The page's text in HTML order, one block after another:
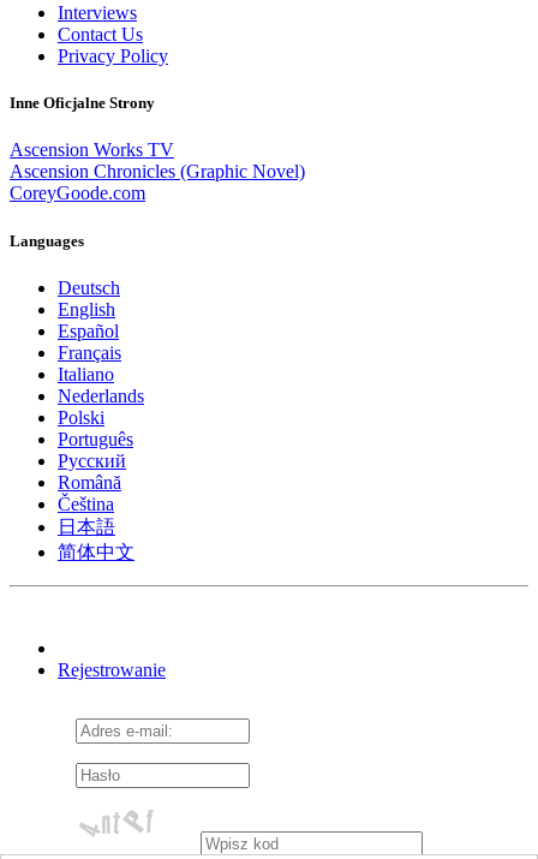
Interviews
Contact Us
Privacy Policy
Inne Oficjalne Strony
Ascension Works TV
Ascension Chronicles (Graphic Novel)
CoreyGoode.com
Languages
Deutsch
English
Español
Français
Italiano
Nederlands
Polski
Português
Pусский
Română
Čeština
日本語
简体中文
Rejestrowanie